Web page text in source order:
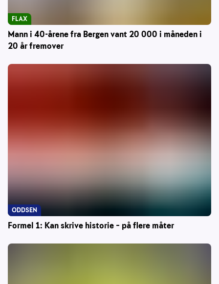
Mann i 40-årene fra Bergen vant 20 000 i måneden i
20 år fremover
FLAX
Formel 1: Kan skrive historie – på flere måter
ODDSEN